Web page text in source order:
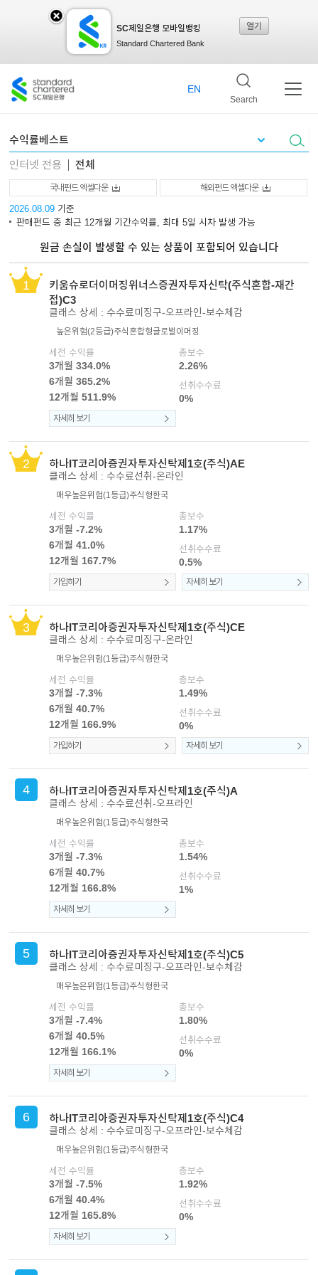
SC제일은행 모바일뱅킹
Standard Chartered Bank
열기
제일
은행
모바
킹레
창 닫
기
Search
EN
인터넷 전용 전체
국내펀드 엑셀다운 해외펀드 엑셀다운
2026.08.09 기준
판매펀드 중 최근 12개월 기간수익률, 최대 5일 시차 발생 가능
원금 손실이 발생할 수 있는 상품이 포함되어 있습니다
1
키움슈로더이머징위너스증권자투자신탁(주식혼합-재간
접)C3
클래스 상세 : 수수료미징구-오프라인-보수체감
높은위험(2등급)주식혼합형글로벌이머징
세전 수익률
3개월 334.0%
6개월 365.2%
12개월 511.9%
총보수
2.26%
선취수수료
0%
자세히 보기
2 하나IT코리아증권자투자신탁제1호(주식)AE
클래스 상세 : 수수료선취-온라인
매우높은위험(1등급)주식형한국
세전 수익률
3개월 -7.2%
6개월 41.0%
12개월 167.7%
총보수
1.17%
선취수수료
0.5%
가입하기 자세히 보기
3 하나IT코리아증권자투자신탁제1호(주식)CE
클래스 상세 : 수수료미징구-온라인
매우높은위험(1등급)주식형한국
세전 수익률
3개월 -7.3%
6개월 40.7%
12개월 166.9%
총보수
1.49%
선취수수료
0%
가입하기 자세히 보기
4 하나IT코리아증권자투자신탁제1호(주식)A
클래스 상세 : 수수료선취-오프라인
매우높은위험(1등급)주식형한국
세전 수익률
3개월 -7.3%
6개월 40.7%
12개월 166.8%
총보수
1.54%
선취수수료
1%
자세히 보기
5 하나IT코리아증권자투자신탁제1호(주식)C5
클래스 상세 : 수수료미징구-오프라인-보수체감
매우높은위험(1등급)주식형한국
세전 수익률
3개월 -7.4%
6개월 40.5%
12개월 166.1%
총보수
1.80%
선취수수료
0%
자세히 보기
6 하나IT코리아증권자투자신탁제1호(주식)C4
클래스 상세 : 수수료미징구-오프라인-보수체감
매우높은위험(1등급)주식형한국
세전 수익률
3개월 -7.5%
6개월 40.4%
12개월 165.8%
총보수
1.92%
선취수수료
0%
자세히 보기